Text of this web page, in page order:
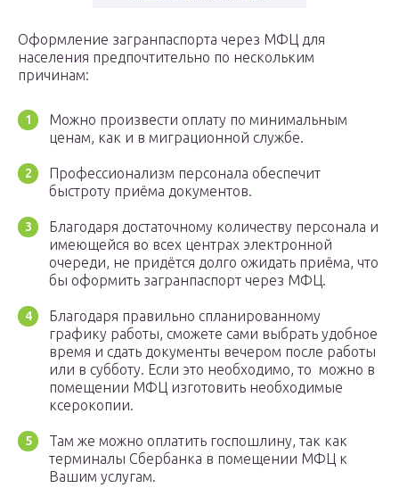
Оформление загранпаспорта через МФЦ для
населения предпочтительно по нескольким
причинам:
Можно произвести оплату по минимальным
ценам, как и в миграционной службе.
Профессионализм персонала обеспечит
быстроту приёма документов.
Благодаря достаточному количеству персонала и
имеющейся во всех центрах электронной
очереди, не придётся долго ожидать приёма, что
бы оформить загранпаспорт через МФЦ.
Благодаря правильно спланированному
графику работы, сможете сами выбрать удобное
время и сдать документы вечером после работы
или в субботу. Если это необходимо, то можно в
помещении МФЦ изготовить необходимые
ксерокопии.
Там же можно оплатить госпошлину, так как
терминалы Сбербанка в помещении МФЦ к
Вашим услугам.